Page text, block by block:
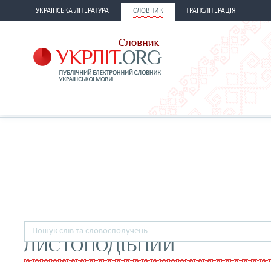
УКРАЇНСЬКА ЛІТЕРАТУРА СЛОВНИК ТРАНСЛІТЕРАЦІЯ
ЛИСТОПОДІБНИЙ